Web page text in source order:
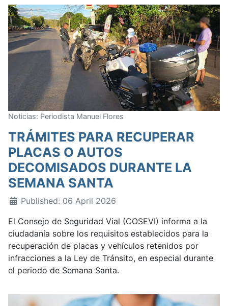
Noticias: Periodista Manuel Flores
TRÁMITES PARA RECUPERAR
PLACAS O AUTOS
DECOMISADOS DURANTE LA
SEMANA SANTA
Published: 06 April 2026
El Consejo de Seguridad Vial (COSEVI) informa a la
ciudadanía sobre los requisitos establecidos para la
recuperación de placas y vehículos retenidos por
infracciones a la Ley de Tránsito, en especial durante
el periodo de Semana Santa.